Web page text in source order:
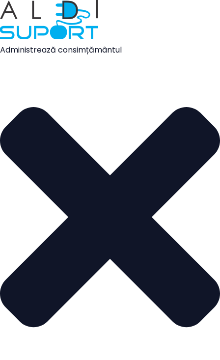
Administrează consimțământul